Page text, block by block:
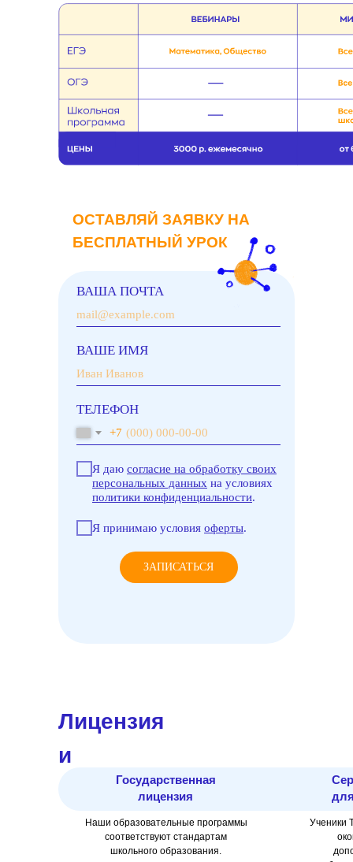
ВАША ПОЧТА
ВАШЕ ИМЯ
ТЕЛЕФОН
+7
Я даю согласие на обработку своих
персональных данных на условиях
политики конфиденциальности.
Я принимаю условия оферты.
ЗАПИСАТЬСЯ
ОСТАВЛЯЙ ЗАЯВКУ НА
БЕСПЛАТНЫЙ УРОК
Лицензия
и
Сертификат
Государственная
лицензия
Наши образовательные программы
соответствуют стандартам
школьного образования.
Ученики